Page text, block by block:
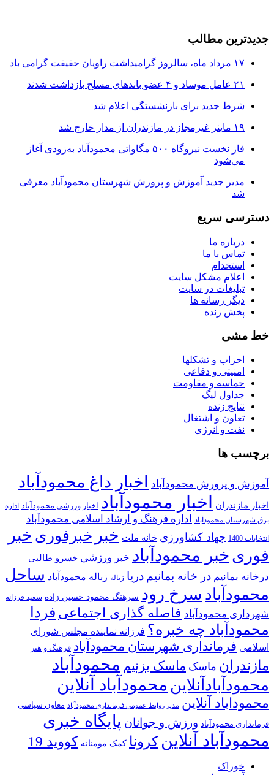
جدیدترین مطالب
۱۷ مرداد ماه، سالروز گرامیداشت راویان حقیقت گرامی باد
۲۱ عامل موساد و ۴ عضو باند‌های مسلح بازداشت شدند
شرط جدید برای بازنشستگی اعلام شد
۱۹ ماینر غیرمجاز در مازندران از مدار خارج شد
فاز نخست نیروگاه ۵۰۰ مگاواتی محمودآباد به‌زودی آغاز
می‌شود
مدیر جدید آموزش و پرورش شهرستان محمودآباد معرفی
شد
دسترسی سریع
درباره ما
تماس با ما
استخدام
اعلام مشکل سایت
تبلیغات در سایت
ديگر رسانه ها
پخش زنده
خط مشی
احزاب و تشکلها
امنیتی و دفاعی
حماسه و مقاومت
جداول لیگ
نتایج زنده
تعاون و اشتغال
نفت و انرژی
برچسب ها
آموزش و پرورش محمودآباد اخبار داغ محمودآباد
اخبار مازندران اخبار محمودآباد اخبار ورزشی محمودآباد اداره
برق شهرستان محمودآباد
اداره فرهنگ و ارشاد اسلامی محمودآباد
انتخابات 1400 جهاد کشاورزی خانه ملت خبر خبرفوری خبر
فوری خبر محمودآباد خبر ورزشی خسرو طالبی
درخانه بمانیم در خانه بمانیم دریا زباله زباله محمودآباد ساحل
محمودآباد سرخ رود سرهنگ محمود حسین زاده سعید فرزانه
شهرداری محمودآباد فاصله گذاری اجتماعی فردا
محمودآباد چه خبره؟ فرزانه نماینده مجلس شورای
اسلامی فرمانداری شهرستان محمودآباد فرهنگ و هنر
مازندران ماسک ماسک بزنیم محمودآباد
محمودآبادآنلاین محمودآباد آنلاین
محموداباد آنلاین مدیر روابط عمومی فرمانداری محمودآباد معاون سیاسی
فرمانداری محمودآباد ورزش و جوانان پایگاه خبری
محمودآباد آنلاین کرونا کمک مومنانه کووید 19
خوراک